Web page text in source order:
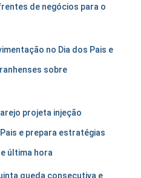
de negócios para o
no Dia dos Pais e
sobre
projeta injeção
e prepara estratégias
última hora
queda consecutiva e